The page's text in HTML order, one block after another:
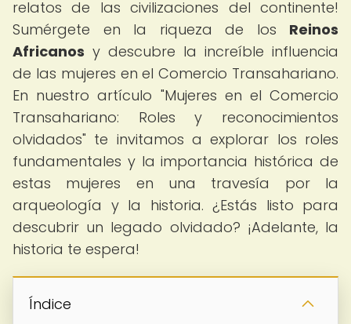
relatos de las civilizaciones del continente!
Sumérgete en la riqueza de los Reinos
Africanos y descubre la increíble influencia
de las mujeres en el Comercio Transahariano.
En nuestro artículo "Mujeres en el Comercio
Transahariano: Roles y reconocimientos
olvidados" te invitamos a explorar los roles
fundamentales y la importancia histórica de
estas mujeres en una travesía por la
arqueología y la historia. ¿Estás listo para
descubrir un legado olvidado? ¡Adelante, la
historia te espera!
Índice